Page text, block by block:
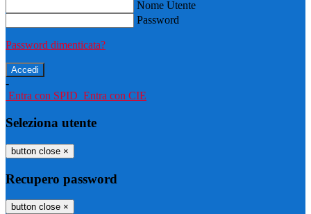
Nome Utente
Password
Password dimenticata?
-
Entra con SPID Entra con CIE
Seleziona utente
button close ×
Recupero password
button close ×